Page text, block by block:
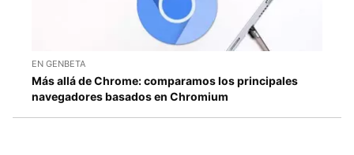
EN GENBETA
Más allá de Chrome: comparamos los principales
navegadores basados en Chromium